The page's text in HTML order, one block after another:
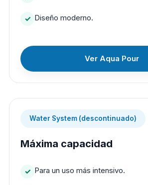
Diseño moderno.
Ver Aqua Pour
Water System (descontinuado)
Máxima capacidad
Para un uso más intensivo.